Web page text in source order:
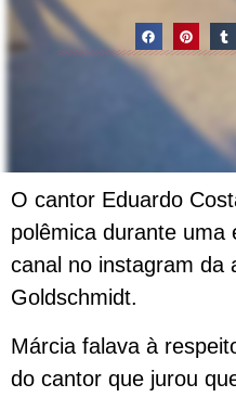
O cantor Eduardo
polêmica durante uma
canal no instagram da
Goldschmidt.
Márcia falava à
do cantor que jurou